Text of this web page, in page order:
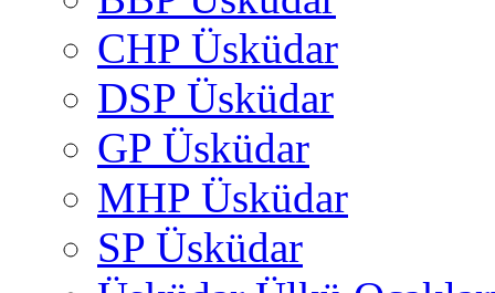
CHP Üsküdar
DSP Üsküdar
GP Üsküdar
MHP Üsküdar
SP Üsküdar